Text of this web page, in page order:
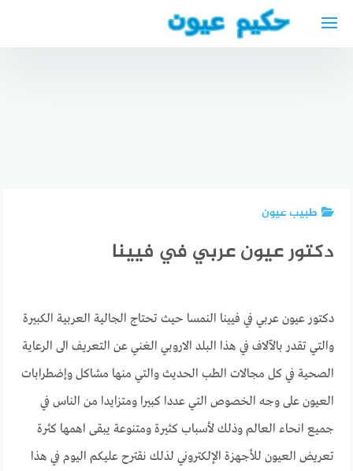
طبيب عيون
دكتور عيون عربي في فيينا
دكتور عيون عربي في فيينا النمسا حيث تحتاج الجالية العربية الكبيرة
والتي تقدر بالآلاف في هذا البلد الاروبي الغني عن التعريف الى الرعاية
الصحية في كل مجالات الطب الحديث والتي منها مشاكل وإضطرابات
العيون على وجه الخصوص التي عددا كبيرا ومتزايدا من الناس في
جميع انحاء العالم وذلك لأسباب كثيرة ومتنوعة يبقى اهمها كثرة
تعريض العيون للأجهزة الإلكتروني لذلك نقترح عليكم اليوم في هذا